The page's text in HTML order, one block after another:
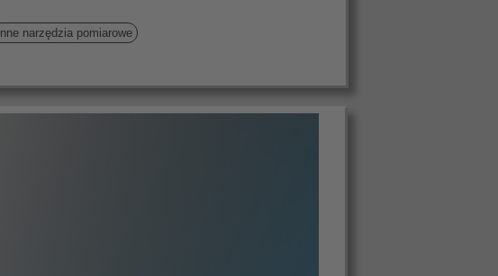
Inne narzędzia pomiarowe